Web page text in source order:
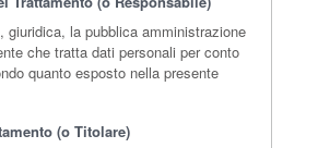
giuridica, la pubblica amministrazione
che tratta dati personali per conto
quanto esposto nella presente
(o Titolare)